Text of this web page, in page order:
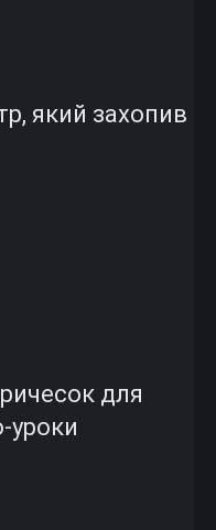
який захопив
для
уроки